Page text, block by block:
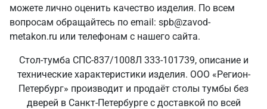
можете лично оценить качество изделия. По всем
вопросам обращайтесь по email: spb@zavod-
metakon.ru или телефонам с нашего сайта.
Стол-тумба СПС-837/1008Л 333-101739, описание и
технические характеристики изделия. ООО «Регион-
Петербург» производит и продаёт столы тумбы без
дверей в Санкт‑Петербурге с доставкой по всей